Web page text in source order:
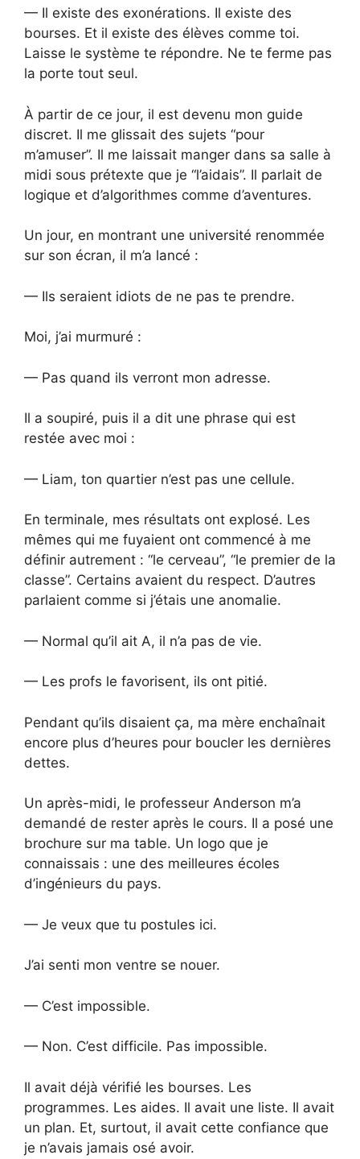
— Il existe des exonérations. Il existe des
bourses. Et il existe des élèves comme toi.
Laisse le système te répondre. Ne te ferme pas
la porte tout seul.
À partir de ce jour, il est devenu mon guide
discret. Il me glissait des sujets “pour
m’amuser”. Il me laissait manger dans sa salle à
midi sous prétexte que je “l’aidais”. Il parlait de
logique et d’algorithmes comme d’aventures.
Un jour, en montrant une université renommée
sur son écran, il m’a lancé :
— Ils seraient idiots de ne pas te prendre.
Moi, j’ai murmuré :
— Pas quand ils verront mon adresse.
Il a soupiré, puis il a dit une phrase qui est
restée avec moi :
— Liam, ton quartier n’est pas une cellule.
En terminale, mes résultats ont explosé. Les
mêmes qui me fuyaient ont commencé à me
définir autrement : “le cerveau”, “le premier de la
classe”. Certains avaient du respect. D’autres
parlaient comme si j’étais une anomalie.
— Normal qu’il ait A, il n’a pas de vie.
— Les profs le favorisent, ils ont pitié.
Pendant qu’ils disaient ça, ma mère enchaînait
encore plus d’heures pour boucler les dernières
dettes.
Un après-midi, le professeur Anderson m’a
demandé de rester après le cours. Il a posé une
brochure sur ma table. Un logo que je
connaissais : une des meilleures écoles
d’ingénieurs du pays.
— Je veux que tu postules ici.
J’ai senti mon ventre se nouer.
— C’est impossible.
— Non. C’est difficile. Pas impossible.
Il avait déjà vérifié les bourses. Les
programmes. Les aides. Il avait une liste. Il avait
un plan. Et, surtout, il avait cette confiance que
je n’avais jamais osé avoir.